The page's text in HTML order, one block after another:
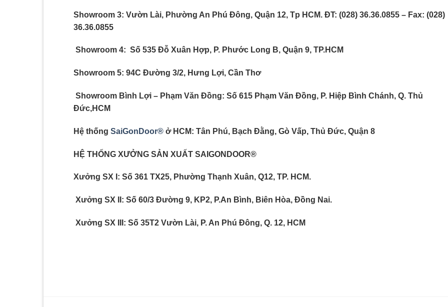
Showroom 3: Vườn Lài, Phường An Phú Đông, Quận 12, Tp HCM. ĐT: (028) 36.36.0855 – Fax: (028)
36.36.0855
Showroom 4: Số 535 Đỗ Xuân Hợp, P. Phước Long B, Quận 9, TP.HCM
Showroom 5: 94C Đường 3/2, Hưng Lợi, Cần Thơ
Showroom Bình Lợi – Phạm Văn Đồng: Số 615 Phạm Văn Đồng, P. Hiệp Bình Chánh, Q. Thủ
Đức,HCM
Hệ thống SaiGonDoor® ở HCM: Tân Phú, Bạch Đằng, Gò Vấp, Thủ Đức, Quận 8
HỆ THỐNG XƯỞNG SẢN XUẤT SAIGONDOOR®
Xưởng SX I: Số 361 TX25, Phường Thạnh Xuân, Q12, TP. HCM.
Xưởng SX II: Số 60/3 Đường 9, KP2, P.An Bình, Biên Hòa, Đồng Nai.
Xưởng SX III: Số 35T2 Vườn Lài, P. An Phú Đông, Q. 12, HCM